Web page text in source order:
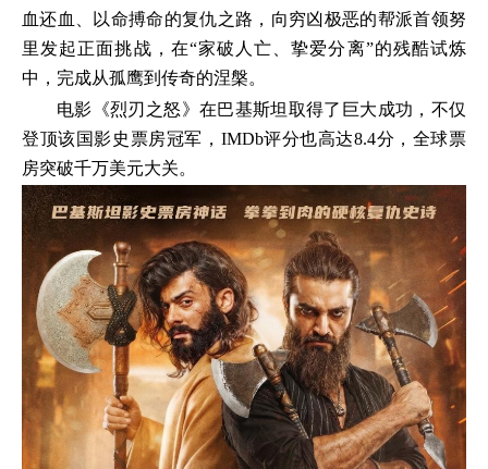
血还血、以命搏命的复仇之路，向穷凶极恶的帮派首领努
里发起正面挑战，在“家破人亡、挚爱分离”的残酷试炼
中，完成从孤鹰到传奇的涅槃。
电影《烈刃之怒》在巴基斯坦取得了巨大成功，不仅
登顶该国影史票房冠军，IMDb评分也高达8.4分，全球票
房突破千万美元大关。